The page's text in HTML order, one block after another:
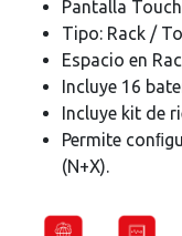
Pantalla
Tipo: Rack /
Espacio en
Incluye 16
Incluye kit de
Permite
(N+X).